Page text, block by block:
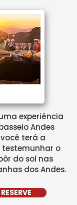
experiência
Andes
terá a
o
do sol nas
dos Andes.